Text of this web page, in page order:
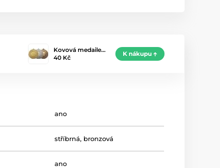
Kovová medaile…
40 Kč
K nákupu
ano
stříbrná, bronzová
ano